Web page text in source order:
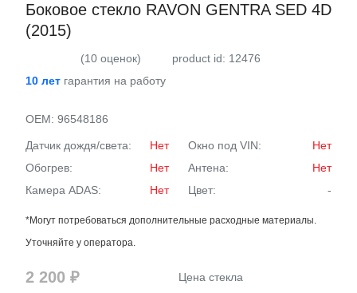
Боковое стекло RAVON GENTRA SED 4D
(2015)
(10 оценок)
product id: 12476
10 лет гарантия на работу
OEM: 96548186
Датчик дождя/света: Нет Окно под VIN:
Нет
Обогрев:
Нет Антена:
Нет
Камера ADAS:
Нет Цвет: -
*Могут потребоваться дополнительные расходные материалы.
Уточняйте у оператора.
2 200 ₽ Цена стекла